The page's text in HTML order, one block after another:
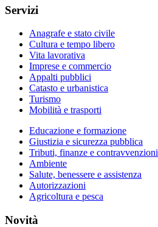
Servizi
Anagrafe e stato civile
Cultura e tempo libero
Vita lavorativa
Imprese e commercio
Appalti pubblici
Catasto e urbanistica
Turismo
Mobilità e trasporti
Educazione e formazione
Giustizia e sicurezza pubblica
Tributi, finanze e contravvenzioni
Ambiente
Salute, benessere e assistenza
Autorizzazioni
Agricoltura e pesca
Novità